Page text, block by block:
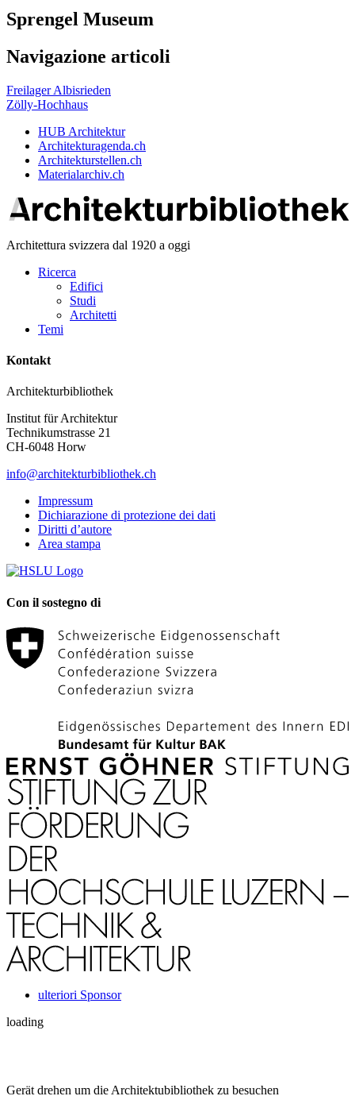
Sprengel Museum
Navigazione articoli
Freilager Albisrieden
Zölly-Hochhaus
HUB Architektur
Architekturagenda.ch
Architekturstellen.ch
Materialarchiv.ch
Architettura svizzera dal 1920 a oggi
Ricerca
Edifici
Studi
Architetti
Temi
Kontakt
Architekturbibliothek
Institut für Architektur
Technikumstrasse 21
CH-6048 Horw
info@architekturbibliothek.ch
Impressum
Dichiarazione di protezione dei dati
Diritti d’autore
Area stampa
Con il sostegno di
ulteriori Sponsor
loading
Gerät drehen um die Architektubibliothek zu besuchen